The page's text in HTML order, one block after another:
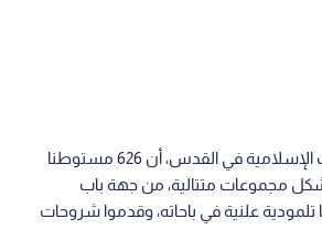
وأوضحت دائرة الأوقاف الإسلامية في القدس، أن 626 مستوطنا
مجموعات متتالية، من جهة باب
تلمودية علنية في باحاته، وقدموا شروحات